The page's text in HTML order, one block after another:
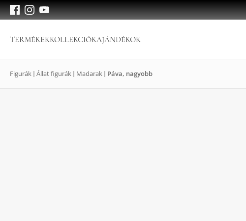
TERMÉKEKKOLLEKCIÓKAJÁNDÉKOK
Figurák Állat figurák Madarak Páva, nagyobb